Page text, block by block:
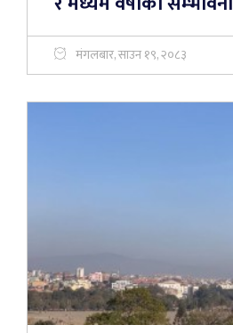
मंगलबार, साउन १९, २०८३